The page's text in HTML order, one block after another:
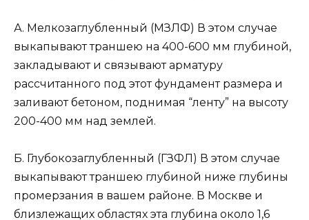
А. Мелкозаглубленный (МЗЛФ) В этом случае
выкапывают траншею на 400-600 мм глубиной,
закладывают и связывают арматуру
рассчитанного под этот фундамент размера и
заливают бетоном, поднимая “ленту” на высоту
200-400 мм над землей.
Б. Глубокозаглубленный (ГЗФЛ) В этом случае
выкапывают траншею глубиной ниже глубины
промерзания в вашем районе. В Москве и
близлежащих областях эта глубина около 1,6